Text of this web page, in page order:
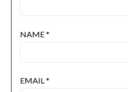
NAME*
EMAIL*